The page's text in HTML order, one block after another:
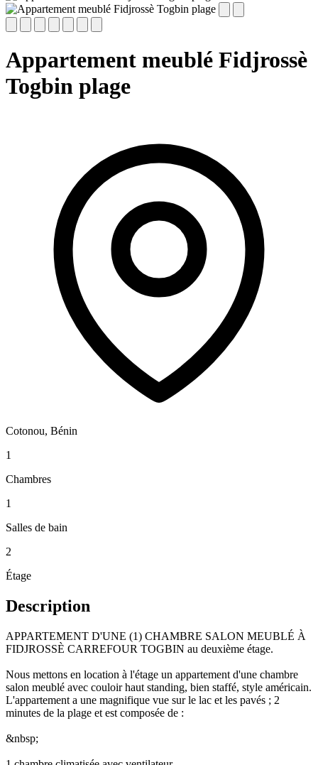
Appartement meublé Fidjrossè
Togbin plage
Cotonou, Bénin
1
Chambres
1
Salles de bain
2
Étage
Description
APPARTEMENT D'UNE (1) CHAMBRE SALON MEUBLÉ À
FIDJROSSÈ CARREFOUR TOGBIN au deuxième étage.
Nous mettons en location à l'étage un appartement d'une chambre
salon meublé avec couloir haut standing, bien staffé, style américain.
L'appartement a une magnifique vue sur le lac et les pavés ; 2
minutes de la plage et est composée de :
&nbsp;